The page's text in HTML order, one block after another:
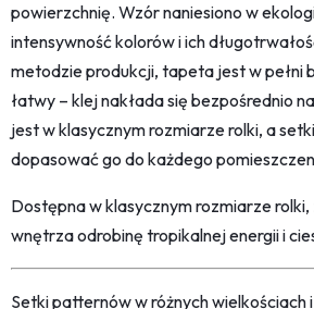
powierzchnię. Wzór naniesiono w
intensywność kolorów i ich
metodzie produkcji, tapeta jest w pełni
łatwy – klej nakłada się bezpośrednio
jest w klasycznym rozmiarze rolki, a
dopasować go do każdego
Dostępna w klasycznym rozmiarze
wnętrza odrobinę tropikalnej energii i
Setki patternów w różnych